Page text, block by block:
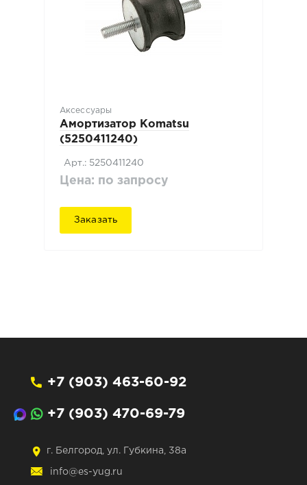
Аксессуары
Амортизатор Komatsu
(5250411240)
Арт.: 5250411240
Цена: по запросу
Заказать
+7 (903) 463-60-92
+7 (903) 470-69-79
г. Белгород, ул. Губкина, 38а
info@es-yug.ru